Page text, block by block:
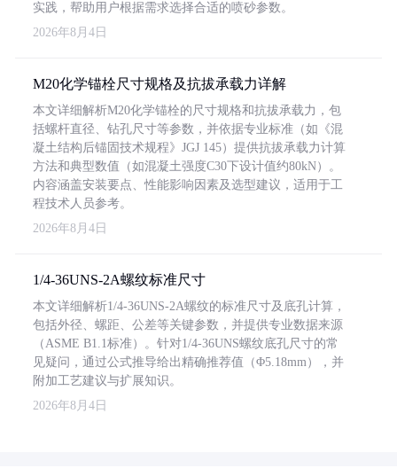
实践，帮助用户根据需求选择合适的喷砂参数。
2026年8月4日
M20化学锚栓尺寸规格及抗拔承载力详解
本文详细解析M20化学锚栓的尺寸规格和抗拔承载力，包
括螺杆直径、钻孔尺寸等参数，并依据专业标准（如《混
凝土结构后锚固技术规程》JGJ 145）提供抗拔承载力计算
方法和典型数值（如混凝土强度C30下设计值约80kN）。
内容涵盖安装要点、性能影响因素及选型建议，适用于工
程技术人员参考。
2026年8月4日
1/4-36UNS-2A螺纹标准尺寸
本文详细解析1/4-36UNS-2A螺纹的标准尺寸及底孔计算，
包括外径、螺距、公差等关键参数，并提供专业数据来源
（ASME B1.1标准）。针对1/4-36UNS螺纹底孔尺寸的常
见疑问，通过公式推导给出精确推荐值（Φ5.18mm），并
附加工艺建议与扩展知识。
2026年8月4日